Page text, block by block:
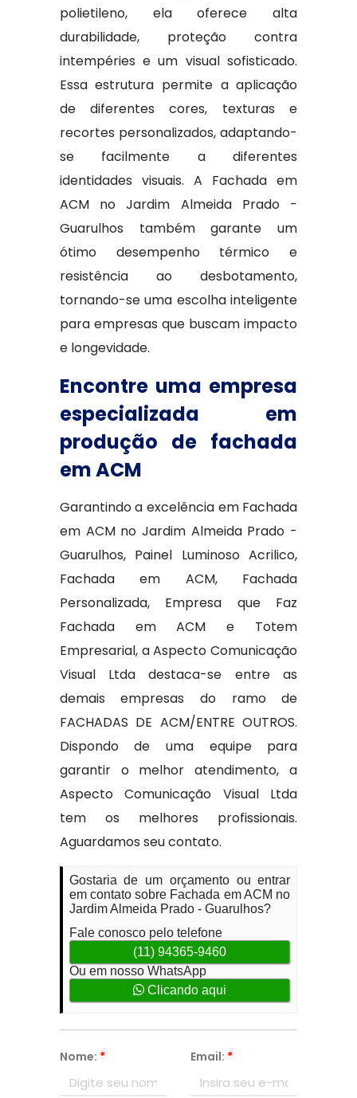
polietileno, ela oferece alta
durabilidade, proteção contra
intempéries e um visual sofisticado.
Essa estrutura permite a aplicação
de diferentes cores, texturas e
recortes personalizados, adaptando-
se facilmente a diferentes
identidades visuais. A Fachada em
ACM no Jardim Almeida Prado -
Guarulhos também garante um
ótimo desempenho térmico e
resistência ao desbotamento,
tornando-se uma escolha inteligente
para empresas que buscam impacto
e longevidade.
Encontre uma empresa
especializada em
produção de fachada
em ACM
Garantindo a excelência em Fachada
em ACM no Jardim Almeida Prado -
Guarulhos, Painel Luminoso Acrilico,
Fachada em ACM, Fachada
Personalizada, Empresa que Faz
Fachada em ACM e Totem
Empresarial, a Aspecto Comunicação
Visual Ltda destaca-se entre as
demais empresas do ramo de
FACHADAS DE ACM/ENTRE OUTROS.
Dispondo de uma equipe para
garantir o melhor atendimento, a
Aspecto Comunicação Visual Ltda
tem os melhores profissionais.
Aguardamos seu contato.
Gostaria de um orçamento ou entrar
em contato sobre Fachada em ACM no
Jardim Almeida Prado - Guarulhos?
Fale conosco pelo telefone
(11) 94365-9460
Ou em nosso WhatsApp
Clicando aqui
Nome: * Email: *